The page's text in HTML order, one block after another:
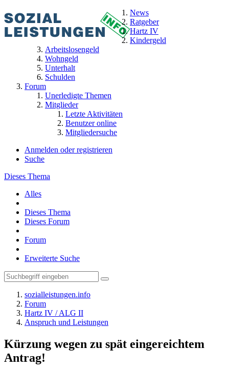
News
Ratgeber
Hartz IV
Kindergeld
Arbeitslosengeld
Wohngeld
Unterhalt
Schulden
Forum
Unerledigte Themen
Mitglieder
Letzte Aktivitäten
Benutzer online
Mitgliedersuche
Anmelden oder registrieren
Suche
Dieses Thema
Alles
Dieses Thema
Dieses Forum
Forum
Erweiterte Suche
sozialleistungen.info
Forum
Hartz IV / ALG II
Anspruch und Leistungen
Kürzung wegen zu spät eingereichtem
Antrag!